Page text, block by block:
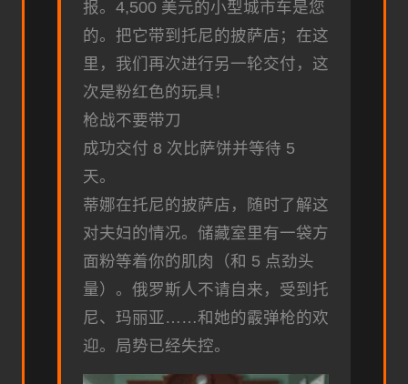
报。4,500 美元的小型城市车是您
的。把它带到托尼的披萨店；在这
里，我们再次进行另一轮交付，这
次是粉红色的玩具！
枪战不要带刀
成功交付 8 次比萨饼并等待 5
天。
蒂娜在托尼的披萨店，随时了解这
对夫妇的情况。储藏室里有一袋方
面粉等着你的肌肉（和 5 点劲头
量）。俄罗斯人不请自来，受到托
尼、玛丽亚……和她的霰弹枪的欢
迎。局势已经失控。